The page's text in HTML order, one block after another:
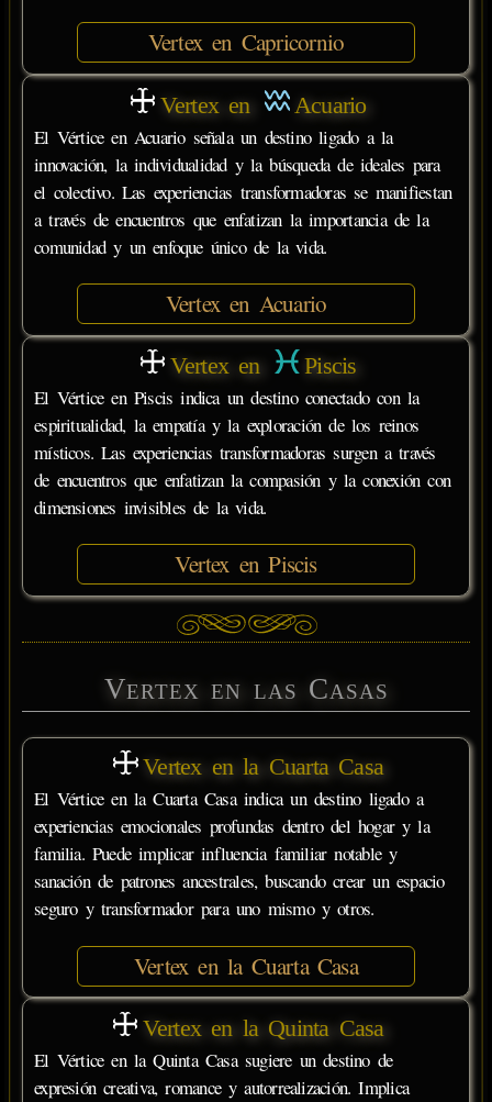
Vertex en Capricornio
Vertex en Acuario
El Vértice en Acuario señala un destino ligado a la
innovación, la individualidad y la búsqueda de ideales para
el colectivo. Las experiencias transformadoras se manifiestan
a través de encuentros que enfatizan la importancia de la
comunidad y un enfoque único de la vida.
Vertex en Acuario
Vertex en Piscis
El Vértice en Piscis indica un destino conectado con la
espiritualidad, la empatía y la exploración de los reinos
místicos. Las experiencias transformadoras surgen a través
de encuentros que enfatizan la compasión y la conexión con
dimensiones invisibles de la vida.
Vertex en Piscis
Vertex en las Casas
Vertex en la Cuarta Casa
El Vértice en la Cuarta Casa indica un destino ligado a
experiencias emocionales profundas dentro del hogar y la
familia. Puede implicar influencia familiar notable y
sanación de patrones ancestrales, buscando crear un espacio
seguro y transformador para uno mismo y otros.
Vertex en la Cuarta Casa
Vertex en la Quinta Casa
El Vértice en la Quinta Casa sugiere un destino de
expresión creativa, romance y autorrealización. Implica